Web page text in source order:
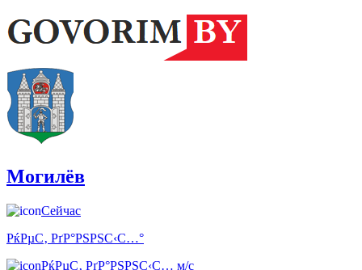
Могилёв
Сейчас
РќРµС‚ РґР°РЅРЅС‹С…°
РќРµС‚ РґР°РЅРЅС‹С… м/с